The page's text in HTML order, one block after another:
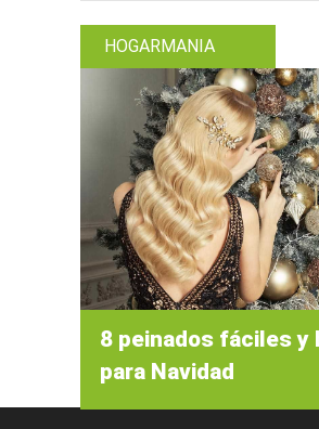
HOGARMANIA
8 peinados fáciles y
para Navidad